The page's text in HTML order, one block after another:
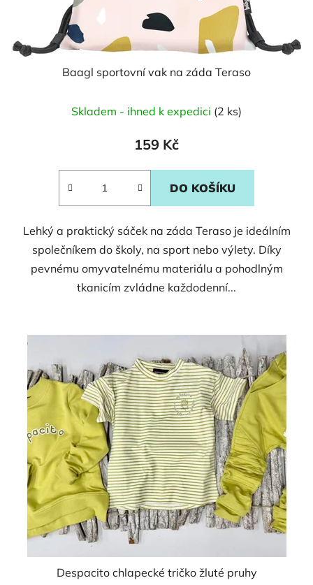
Baagl sportovní vak na záda Teraso
Skladem - ihned k expedici (2 ks)
159 Kč
DO KOŠÍKU
Lehký a praktický sáček na záda Teraso je ideálním
společníkem do školy, na sport nebo výlety. Díky
pevnému omyvatelnému materiálu a pohodlným
tkanicím zvládne každodenní...
Despacito chlapecké tričko žluté pruhy